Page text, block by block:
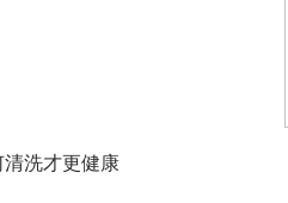
洗才更健康